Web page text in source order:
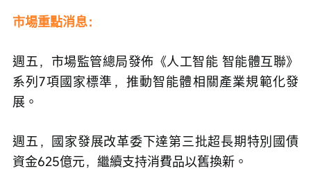
市場重點消息：
週五，市場監管總局發佈《人工智能 智能體互聯》
系列7項國家標準，推動智能體相關產業規範化發
展。
週五，國家發展改革委下達第三批超長期特別國債
資金625億元，繼續支持消費品以舊換新。